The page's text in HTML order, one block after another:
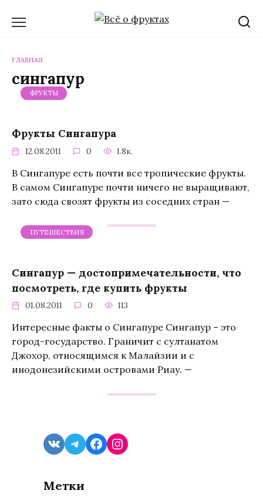
ГЛАВНАЯ
сингапур
ФРУКТЫ
Фрукты Сингапура
12.08.2011 0 1.8к.
В Сингапуре есть почти все тропические фрукты.
В самом Сингапуре почти ничего не выращивают,
зато сюда свозят фрукты из соседних стран —
ПУТЕШЕСТВИЯ
Сингапур — достопримечательности, что
посмотреть, где купить фрукты
01.08.2011 0 113
Интересные факты о Сингапуре Сингапур – это
город-государство. Граничит с султанатом
Джохор, относящимся к Малайзии и с
инодонезийскими островами Риау. —
VKTelegram
Facebook
Instagram
Метки